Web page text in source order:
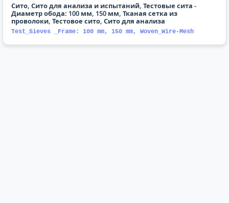
Сито, Сито для анализа и испытаний, Тестовые сита -
Диаметр обода: 100 мм, 150 мм, Тканая сетка из
проволоки, Тестовое сито, Сито для анализа
Test_Sieves _Frame: 100 mm, 150 mm, Woven_Wire-Mesh